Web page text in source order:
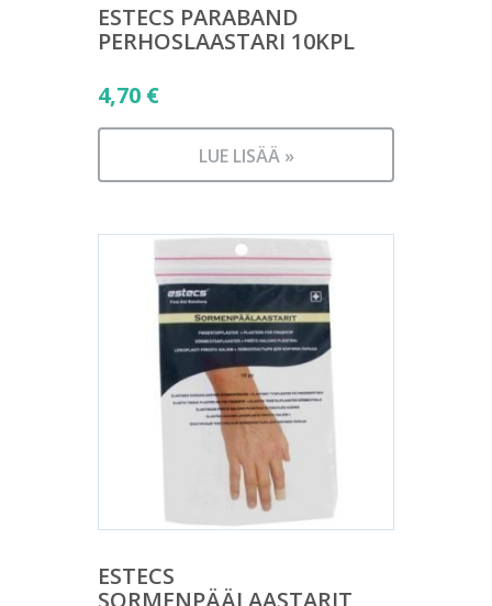
ESTECS PARABAND
PERHOSLAASTARI 10KPL
4,70 €
LUE LISÄÄ »
ESTECS
SORMENPÄÄLAASTARIT